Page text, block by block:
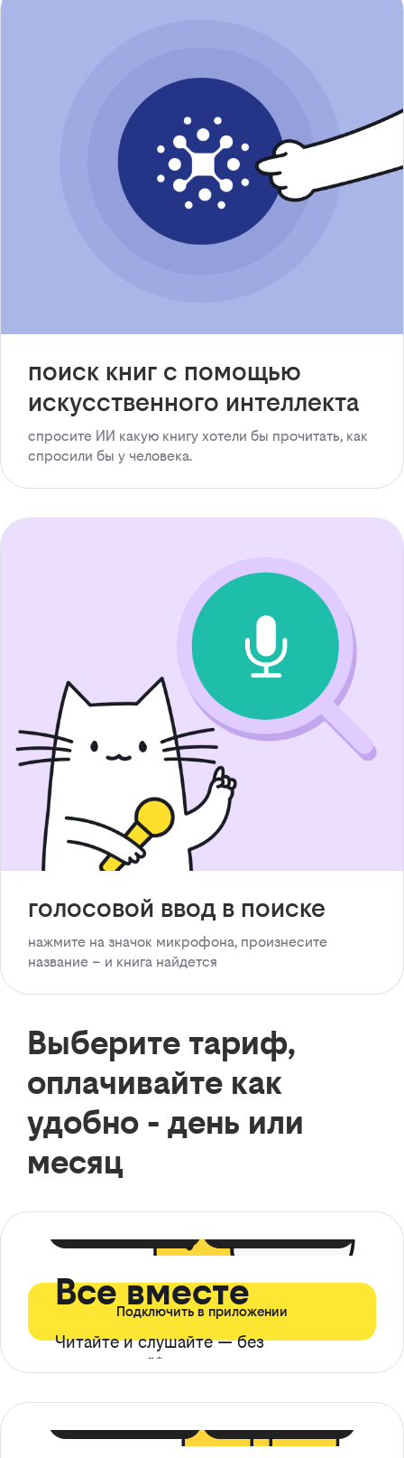
поиск книг с помощью
искусственного интеллекта
спросите ИИ какую книгу хотели бы прочитать, как
спросили бы у человека.
голосовой ввод в поиске
нажмите на значок микрофона, произнесите
название – и книга найдется
Выберите тариф,
оплачивайте как
удобно - день или
месяц
Все вместе
Читайте и слушайте — без
ограничений*
Подключить в приложении